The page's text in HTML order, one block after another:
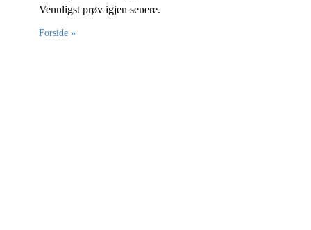
Vennligst prøv igjen senere.
Forside »